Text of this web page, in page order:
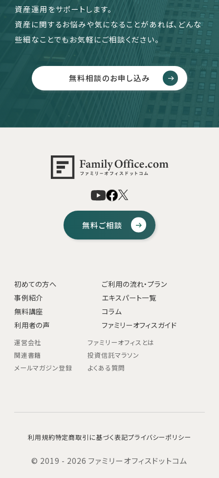
資産運用をサポートします。
資産に関するお悩みや気になることがあれば、どんな
些細なことでもお気軽にご相談ください。
無料相談のお申し込み
無料ご相談
初めての方へ
ご利用の流れ・プラン
事例紹介
エキスパート一覧
無料講座
コラム
利用者の声
ファミリーオフィスガイド
運営会社
ファミリーオフィスとは
関連書籍
投資信託マラソン
メールマガジン登録
よくある質問
利用規約特定商取引に基づく表記プライバシーポリシー
© 2019 - 2026 ファミリーオフィスドットコム